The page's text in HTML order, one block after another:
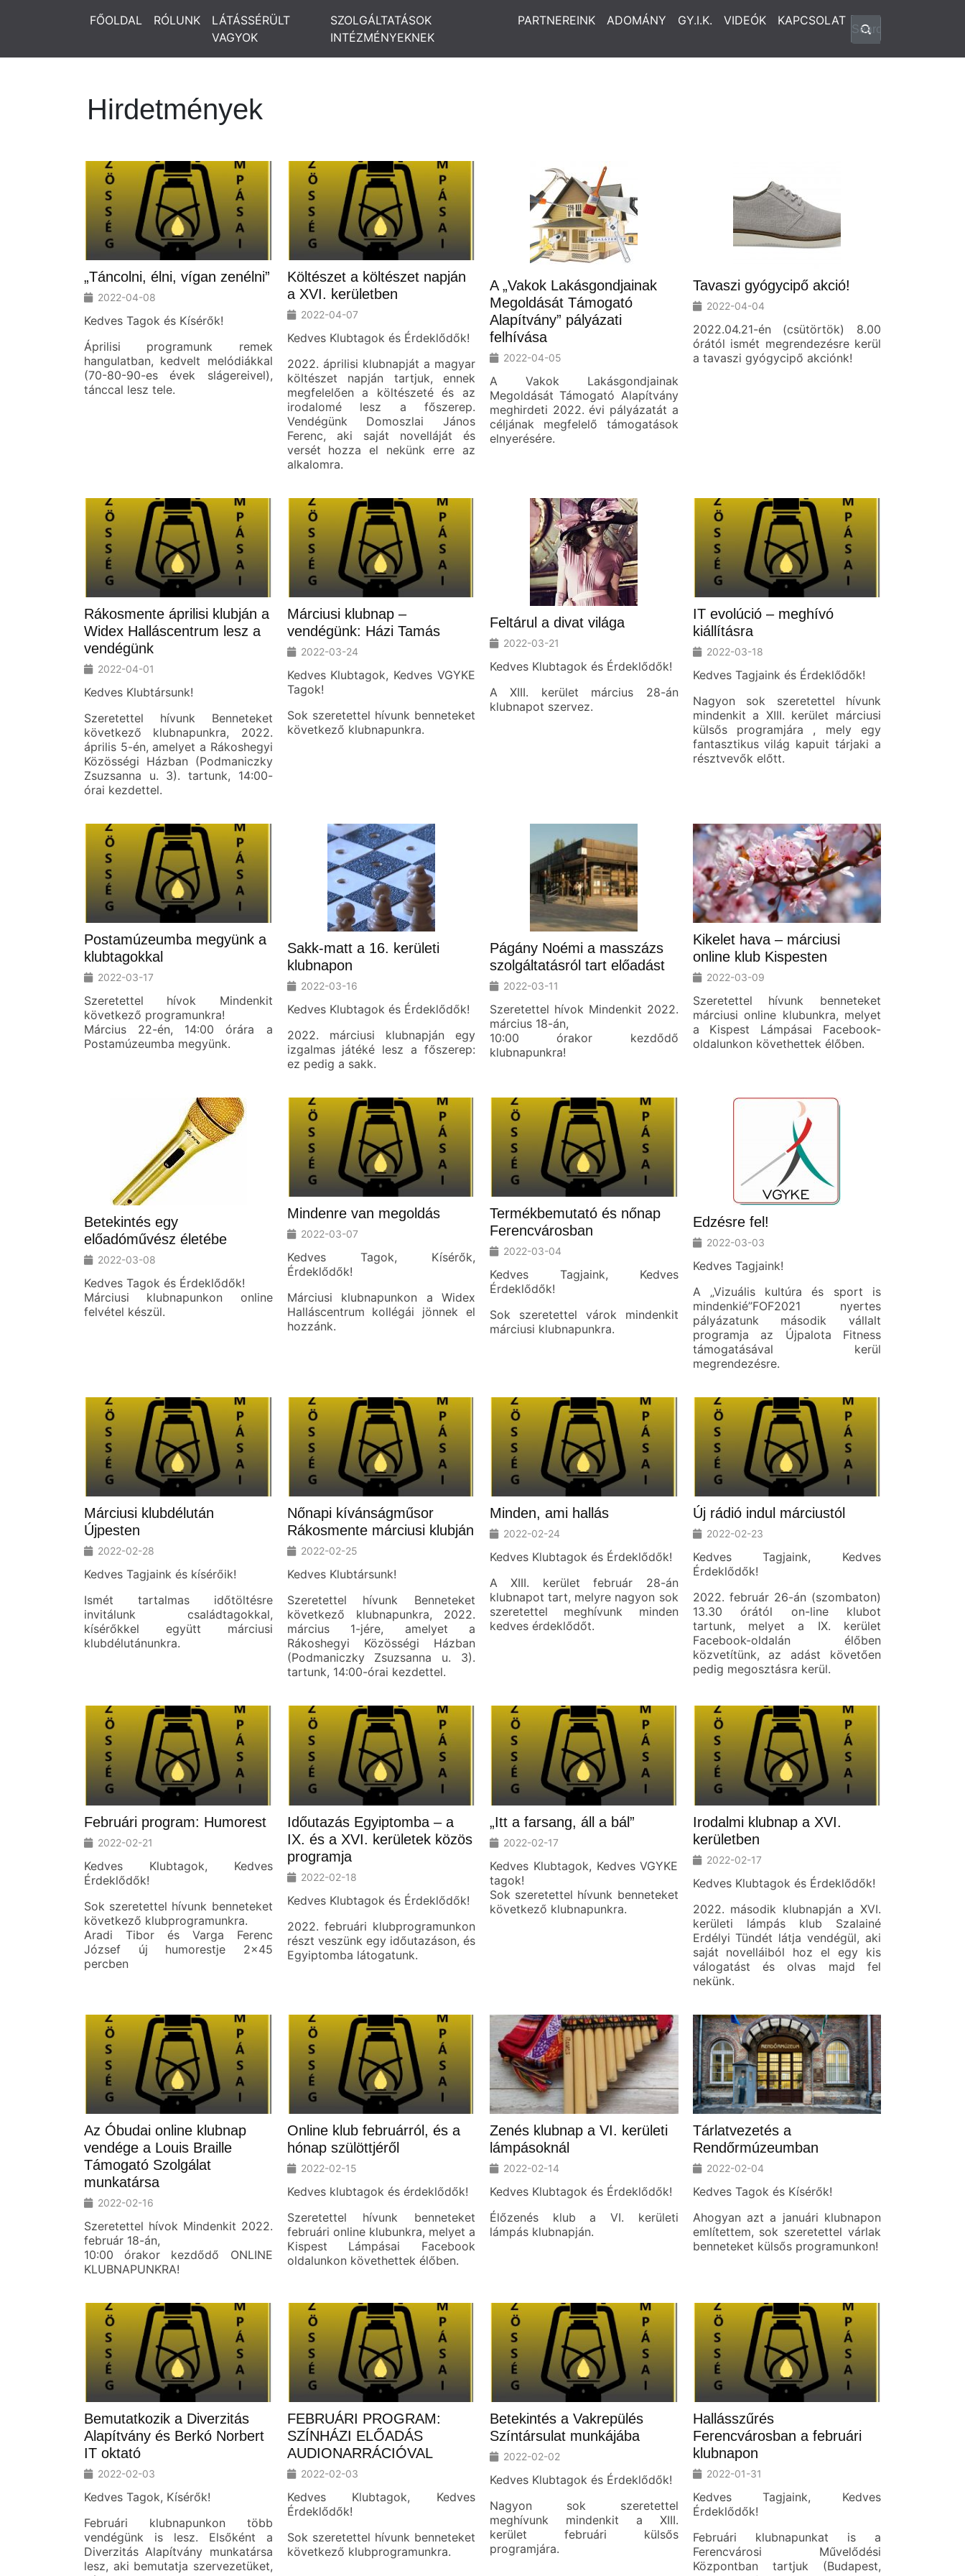
FŐOLDAL RÓLUNK
LÁTÁSSÉRÜLT
VAGYOK
SZOLGÁLTATÁSOK
INTÉZMÉNYEKNEK
PARTNEREINK ADOMÁNY GY.I.K. VIDEÓK KAPCSOLAT
Hirdetmények
„Táncolni, élni, vígan zenélni”
2022-04-08
Kedves Tagok és Kísérők!
Áprilisi programunk remek
hangulatban, kedvelt melódiákkal
(70-80-90-es évek slágereivel),
tánccal lesz tele.
Költészet a költészet napján
a XVI. kerületben
2022-04-07
Kedves Klubtagok és Érdeklődők!
2022. áprilisi klubnapját a magyar
költészet napján tartjuk, ennek
megfelelően a költészeté és az
irodalomé lesz a főszerep.
Vendégünk Domoszlai János
Ferenc, aki saját novelláját és
versét hozza el nekünk erre az
alkalomra.
A „Vakok Lakásgondjainak
Megoldását Támogató
Alapítvány” pályázati
felhívása
2022-04-05
A Vakok Lakásgondjainak
Megoldását Támogató Alapítvány
meghirdeti 2022. évi pályázatát a
céljának megfelelő támogatások
elnyerésére.
Tavaszi gyógycipő akció!
2022-04-04
2022.04.21-én (csütörtök) 8.00
órától ismét megrendezésre kerül
a tavaszi gyógycipő akciónk!
Rákosmente áprilisi klubján a
Widex Halláscentrum lesz a
vendégünk
2022-04-01
Kedves Klubtársunk!
Szeretettel hívunk Benneteket
következő klubnapunkra, 2022.
április 5-én, amelyet a Rákoshegyi
Közösségi Házban (Podmaniczky
Zsuzsanna u. 3). tartunk, 14:00-
órai kezdettel.
Márciusi klubnap –
vendégünk: Házi Tamás
2022-03-24
Kedves Klubtagok, Kedves VGYKE
Tagok!
Sok szeretettel hívunk benneteket
következő klubnapunkra.
Feltárul a divat világa
2022-03-21
Kedves Klubtagok és Érdeklődők!
A XIII. kerület március 28-án
klubnapot szervez.
IT evolúció – meghívó
kiállításra
2022-03-18
Kedves Tagjaink és Érdeklődők!
Nagyon sok szeretettel hívunk
mindenkit a XIII. kerület márciusi
külsős programjára , mely egy
fantasztikus világ kapuit tárjaki a
résztvevők előtt.
Postamúzeumba megyünk a
klubtagokkal
2022-03-17
Szeretettel hívok Mindenkit
következő programunkra!
Március 22-én, 14:00 órára a
Postamúzeumba megyünk.
Sakk-matt a 16. kerületi
klubnapon
2022-03-16
Kedves Klubtagok és Érdeklődők!
2022. márciusi klubnapján egy
izgalmas játéké lesz a főszerep:
ez pedig a sakk.
Págány Noémi a masszázs
szolgáltatásról tart előadást
2022-03-11
Szeretettel hívok Mindenkit 2022.
március 18-án,
10:00 órakor kezdődő
klubnapunkra!
Kikelet hava – márciusi
online klub Kispesten
2022-03-09
Szeretettel hívunk benneteket
márciusi online klubunkra, melyet
a Kispest Lámpásai Facebook-
oldalunkon követhettek élőben.
Betekintés egy
előadóművész életébe
2022-03-08
Kedves Tagok és Érdeklődők!
Márciusi klubnapunkon online
felvétel készül.
Mindenre van megoldás
2022-03-07
Kedves Tagok, Kísérők,
Érdeklődők!
Márciusi klubnapunkon a Widex
Halláscentrum kollégái jönnek el
hozzánk.
Termékbemutató és nőnap
Ferencvárosban
2022-03-04
Kedves Tagjaink, Kedves
Érdeklődők!
Sok szeretettel várok mindenkit
márciusi klubnapunkra.
Edzésre fel!
2022-03-03
Kedves Tagjaink!
A „Vizuális kultúra és sport is
mindenkié”FOF2021 nyertes
pályázatunk második vállalt
programja az Újpalota Fitness
támogatásával kerül
megrendezésre.
Márciusi klubdélután
Újpesten
2022-02-28
Kedves Tagjaink és kísérőik!
Ismét tartalmas időtöltésre
invitálunk családtagokkal,
kísérőkkel együtt márciusi
klubdélutánunkra.
Nőnapi kívánságműsor
Rákosmente márciusi klubján
2022-02-25
Kedves Klubtársunk!
Szeretettel hívunk Benneteket
következő klubnapunkra, 2022.
március 1-jére, amelyet a
Rákoshegyi Közösségi Házban
(Podmaniczky Zsuzsanna u. 3).
tartunk, 14:00-órai kezdettel.
Minden, ami hallás
2022-02-24
Kedves Klubtagok és Érdeklődők!
A XIII. kerület február 28-án
klubnapot tart, melyre nagyon sok
szeretettel meghívunk minden
kedves érdeklődőt.
Új rádió indul márciustól
2022-02-23
Kedves Tagjaink, Kedves
Érdeklődők!
2022. február 26-án (szombaton)
13.30 órától on-line klubot
tartunk, melyet a IX. kerület
Facebook-oldalán élőben
közvetítünk, az adást követően
pedig megosztásra kerül.
Februári program: Humorest
2022-02-21
Kedves Klubtagok, Kedves
Érdeklődők!
Sok szeretettel hívunk benneteket
következő klubprogramunkra.
Aradi Tibor és Varga Ferenc
József új humorestje 2x45
percben
Időutazás Egyiptomba – a
IX. és a XVI. kerületek közös
programja
2022-02-18
Kedves Klubtagok és Érdeklődők!
2022. februári klubprogramunkon
részt veszünk egy időutazáson, és
Egyiptomba látogatunk.
„Itt a farsang, áll a bál”
2022-02-17
Kedves Klubtagok, Kedves VGYKE
tagok!
Sok szeretettel hívunk benneteket
következő klubnapunkra.
Irodalmi klubnap a XVI.
kerületben
2022-02-17
Kedves Klubtagok és Érdeklődők!
2022. második klubnapján a XVI.
kerületi lámpás klub Szalainé
Erdélyi Tündét látja vendégül, aki
saját novelláiból hoz el egy kis
válogatást és olvas majd fel
nekünk.
Az Óbudai online klubnap
vendége a Louis Braille
Támogató Szolgálat
munkatársa
2022-02-16
Szeretettel hívok Mindenkit 2022.
február 18-án,
10:00 órakor kezdődő ONLINE
KLUBNAPUNKRA!
Online klub februárról, és a
hónap szülöttjéről
2022-02-15
Kedves klubtagok és érdeklődők!
Szeretettel hívunk benneteket
februári online klubunkra, melyet a
Kispest Lámpásai Facebook
oldalunkon követhettek élőben.
Zenés klubnap a VI. kerületi
lámpásoknál
2022-02-14
Kedves Klubtagok és Érdeklődők!
Élőzenés klub a VI. kerületi
lámpás klubnapján.
Tárlatvezetés a
Rendőrmúzeumban
2022-02-04
Kedves Tagok és Kísérők!
Ahogyan azt a januári klubnapon
említettem, sok szeretettel várlak
benneteket külsős programunkon!
Bemutatkozik a Diverzitás
Alapítvány és Berkó Norbert
IT oktató
2022-02-03
Kedves Tagok, Kísérők!
Februári klubnapunkon több
vendégünk is lesz. Elsőként a
Diverzitás Alapítvány munkatársa
lesz, aki bemutatja szervezetüket,
FEBRUÁRI PROGRAM:
SZÍNHÁZI ELŐADÁS
AUDIONARRÁCIÓVAL
2022-02-03
Kedves Klubtagok, Kedves
Érdeklődők!
Sok szeretettel hívunk benneteket
következő klubprogramunkra.
Betekintés a Vakrepülés
Színtársulat munkájába
2022-02-02
Kedves Klubtagok és Érdeklődők!
Nagyon sok szeretettel
meghívunk mindenkit a XIII.
kerület februári külsős
programjára.
Hallásszűrés
Ferencvárosban a februári
klubnapon
2022-01-31
Kedves Tagjaink, Kedves
Érdeklődők!
Februári klubnapunkat is a
Ferencvárosi Művelődési
Központban tartjuk (Budapest,